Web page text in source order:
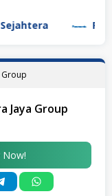
PT
Group
Jaya Group
Now!